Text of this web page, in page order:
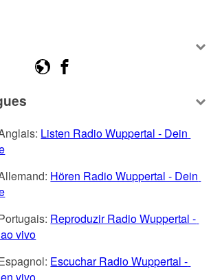
Listen Radio Wuppertal - Dein
Hören Radio Wuppertal - Dein
Reproduzir Radio Wuppertal -
vivo
Escuchar Radio Wuppertal -
vivo